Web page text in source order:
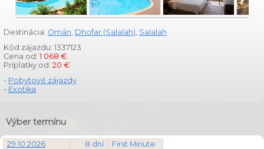
Destinácia: Omán, Dhofar (Salalah), Salalah
Kód zájazdu: 1337123
Cena od: 1 068 €
Príplatky od: 20 €
- Pobytové zájazdy
- Exotika
Výber termínu
29.10.2026 8 dní
First Minute